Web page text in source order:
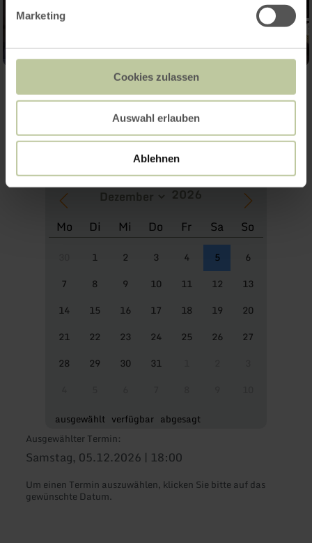
Marketing
Cookies zulassen
Auswahl erlauben
Ablehnen
Weitere Termine
Mo Di Mi Do Fr Sa So
1 2 3 4 5
6
7
8 9 10 11 12
13
14
15 16 17 18 19
20
21
22 23 24 25 26
27
28
29 30 31
ausgewählt verfügbar abgesagt
Ausgewählter Termin:
Samstag, 05.12.2026 | 18:00
Um einen Termin auszuwählen, klicken Sie bitte auf das
gewünschte Datum.